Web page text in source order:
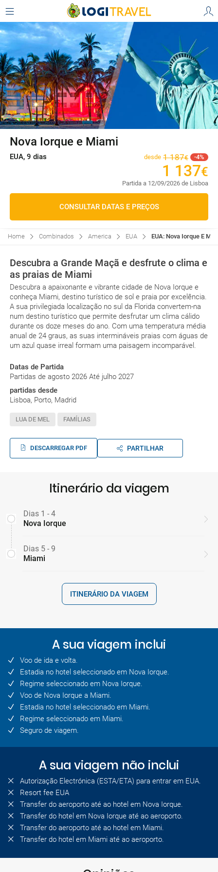
Nova Iorque e Miami
EUA, 9 dias desde 1 187€ 4
1 137€
Partida a 12/09/2026 de Lisboa
CONSULTAR DATAS E PREÇOS
Home Combinados America EUA EUA: Nova Iorque E
Descubra a Grande Maçã e desfrute o clima e
as praias de Miami
Descubra a apaixonante e vibrante cidade de Nova Iorque e
conheça Miami, destino turístico de sol e praia por excelência.
A sua privilegiada localização no sul da Florida convertem-na
num destino turístico que permite desfrutar um clima cálido
durante os doze meses do ano. Com uma temperatura média
anual de 24 graus, as suas intermináveis praias com águas de
um azul quase irreal formam uma paisagem incomparável.
Datas de Partida
Partidas de agosto 2026 Até julho 2027
partidas desde
Lisboa, Porto, Madrid
LUA DE MEL FAMÍLIAS
DESCARREGAR PDF PARTILHAR
Itinerário da viagem
Dias 1 - 4
Nova Iorque
Dias 5 - 9
Miami
ITINERÁRIO DA VIAGEM
A sua viagem inclui
Voo de ida e volta.
Estadia no hotel seleccionado em Nova Iorque.
Regime seleccionado em Nova Iorque.
Voo de Nova Iorque a Miami.
Estadia no hotel seleccionado em Miami.
Regime seleccionado em Miami.
Seguro de viagem.
A sua viagem não inclui
Autorização Electrónica (ESTA/ETA) para entrar em EUA.
Resort fee EUA
Transfer do aeroporto até ao hotel em Nova Iorque.
Transfer do hotel em Nova Iorque até ao aeroporto.
Transfer do aeroporto até ao hotel em Miami.
Transfer do hotel em Miami até ao aeroporto.